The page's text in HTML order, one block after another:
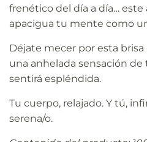
frenético del día a día… este
apacigua tu mente como
Déjate mecer por esta
una anhelada sensación de
sentirá espléndida.
Tu cuerpo, relajado. Y tú,
serena/o.